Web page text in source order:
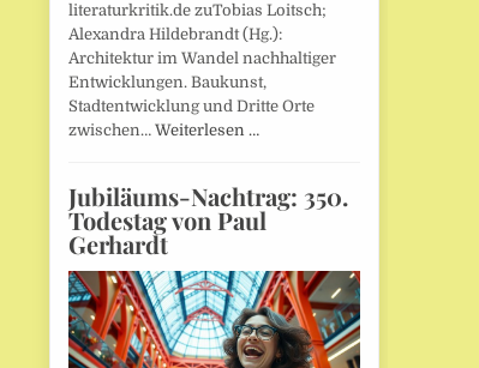
literaturkritik.de zuTobias Loitsch;
Alexandra Hildebrandt (Hg.):
Architektur im Wandel nachhaltiger
Entwicklungen. Baukunst,
Stadtentwicklung und Dritte Orte
zwischen… Weiterlesen …
Jubiläums-Nachtrag: 350.
Todestag von Paul
Gerhardt